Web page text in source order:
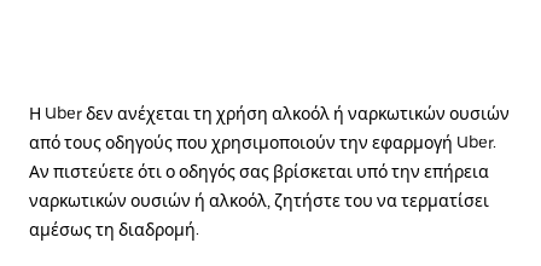
Η Uber δεν ανέχεται τη χρήση αλκοόλ ή ναρκωτικών ουσιών
από τους οδηγούς που χρησιμοποιούν την εφαρμογή Uber.
Αν πιστεύετε ότι ο οδηγός σας βρίσκεται υπό την επήρεια
ναρκωτικών ουσιών ή αλκοόλ, ζητήστε του να τερματίσει
αμέσως τη διαδρομή.